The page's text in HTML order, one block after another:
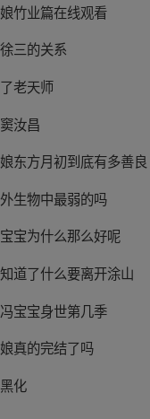
竹业篇在线观看
三的关系
老天师
汝昌
东方月初到底有多善良
生物中最弱的吗
宝为什么那么好呢
道了什么要离开涂山
宝宝身世第几季
真的完结了吗
化